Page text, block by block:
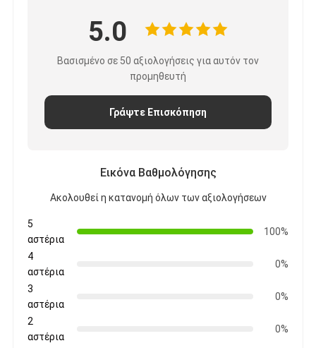
5.0
Βασισμένο σε 50 αξιολογήσεις για αυτόν τον
προμηθευτή
Γράψτε Επισκόπηση
Εικόνα Βαθμολόγησης
Ακολουθεί η κατανομή όλων των αξιολογήσεων
5
αστέρια
100%
4
αστέρια
0%
3
αστέρια
0%
2
αστέρια
0%